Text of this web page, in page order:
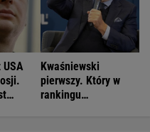
USA
Kwaśniewski
pierwszy. Który w
rankingu